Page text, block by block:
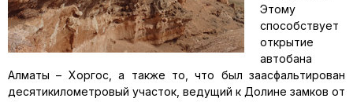
Этому
способствует
открытие
автобана
Алматы – Хоргос, а также то, что был заасфальтирован
десятикилометровый участок, ведущий к Долине замков от